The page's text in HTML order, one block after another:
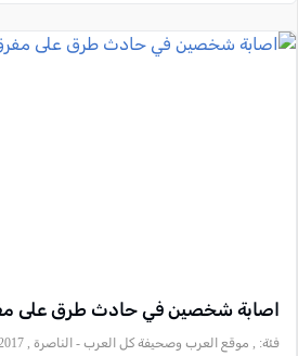
اصابة شخصين في حادث طرق على
فئة: , موقع العرب وصحيفة كل العرب - الناصرة , 2017-01-01 23:18:52